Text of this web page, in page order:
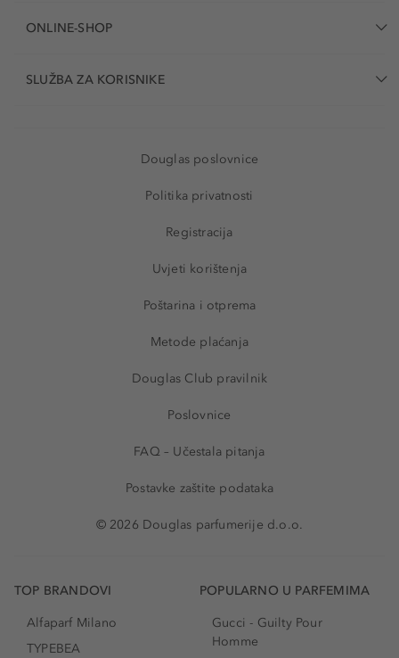
ONLINE-SHOP
SLUŽBA ZA KORISNIKE
Douglas poslovnice
Politika privatnosti
Registracija
Uvjeti korištenja
Poštarina i otprema
Metode plaćanja
Douglas Club pravilnik
Poslovnice
FAQ – Učestala pitanja
Postavke zaštite podataka
© 2026 Douglas parfumerije d.o.o.
TOP BRANDOVI
Alfaparf Milano
TYPEBEA
POPULARNO U PARFEMIMA
Gucci - Guilty Pour
Homme